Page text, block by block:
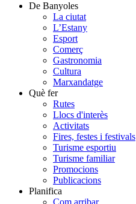
De Banyoles
La ciutat
L’Estany
Esport
Comerç
Gastronomia
Cultura
Marxandatge
Què fer
Rutes
Llocs d'interès
Activitats
Fires, festes i festivals
Turisme esportiu
Turisme familiar
Promocions
Publicacions
Planifica
Com arribar